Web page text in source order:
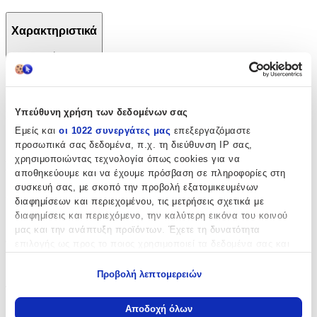
Υπεύθυνη χρήση των δεδομένων σας
Εμείς και οι 1022 συνεργάτες μας επεξεργαζόμαστε
προσωπικά σας δεδομένα, π.χ. τη διεύθυνση IP σας,
χρησιμοποιώντας τεχνολογία όπως cookies για να
αποθηκεύουμε και να έχουμε πρόσβαση σε πληροφορίες στη
συσκευή σας, με σκοπό την προβολή εξατομικευμένων
διαφημίσεων και περιεχομένου, τις μετρήσεις σχετικά με
διαφημίσεις και περιεχόμενο, την καλύτερη εικόνα του κοινού
μας και την ανάπτυξη προϊόντων. Έχετε τη δυνατότητα
Να συλλέξουμε πληροφορίες σχετικά με τη γεωγραφική
Προβολή λεπτομερειών
Αποδοχή όλων
Χαρακτηριστικά
+
Χαρακτηριστικά
Κατασκευαστής:
Back Me Up
Βασικά Χαρακτηριστικά
Χρώμα:
Γκρι